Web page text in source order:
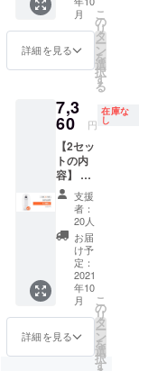
ては一
部変更
になる
可能性
了承く
ださ
い。
期は、
生産、
配送状
況によ
り遅れ
性もご
ざいま
す。 ※
送料込
の価格
となり
ます。
※商品の
仕様、
デザイ
ンに関
しまし
ては一
部変更
になる
可能性
もござ
月
詳細を見る
こ
の
リ
タ
ー
ン
を
選
択
す
る
7,3
60 円
在庫な
し
【2セッ
トの内
容】 ・
「Ther
moDoc
k」x2
・日本
語取扱
説明書
届け時
期は、
生産、
配送状
況によ
り遅れ
支援
者：
20人
お届
け予
定：
2021
年10
月
詳細を見る
こ
の
リ
タ
ー
ン
を
選
択
す